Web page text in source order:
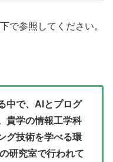
で参照してください。
中で、AIとプログ
貴学の情報工学科
グ技術を学べる環
研究室で行われて